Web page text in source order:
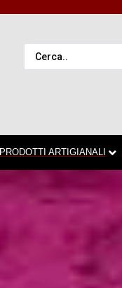
PRODOTTI ARTIGIANALI